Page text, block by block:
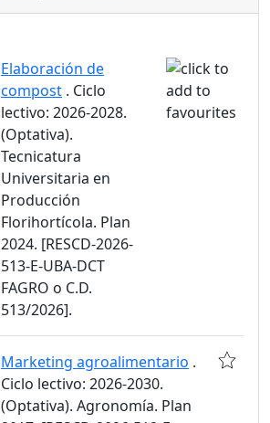
Elaboración de
compost . Ciclo
lectivo: 2026-2028.
(Optativa).
Tecnicatura
Universitaria en
Producción
Florihortícola. Plan
2024. [RESCD-2026-
513-E-UBA-DCT
FAGRO o C.D.
513/2026].
Marketing agroalimentario .
Ciclo lectivo: 2026-2030.
(Optativa). Agronomía. Plan